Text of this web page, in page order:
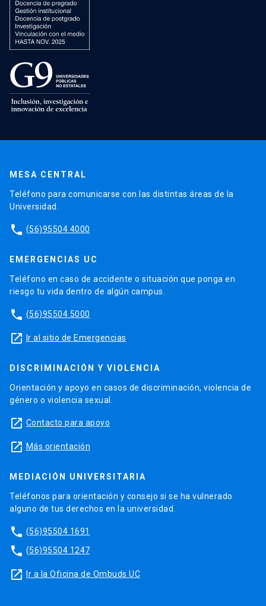
MESA CENTRAL
Teléfono para comunicarse con las distintas áreas de la
Universidad.
phone (56)95504 4000
EMERGENCIAS UC
Teléfono en caso de accidente o situación que ponga en
riesgo tu vida dentro de algún campus.
phone (56)95504 5000
launch Ir al sitio de Emergencias
DISCRIMINACIÓN Y VIOLENCIA
Orientación y apoyo en casos de discriminación, violencia de
género o violencia sexual.
launch Contacto para apoyo
launch Más orientación
MEDIACIÓN UNIVERSITARIA
Teléfonos para orientación y consejo si se ha vulnerado
alguno de tus derechos en la universidad.
phone (56)95504 1691
phone (56)95504 1247
launch Ir a la Oficina de Ombuds UC